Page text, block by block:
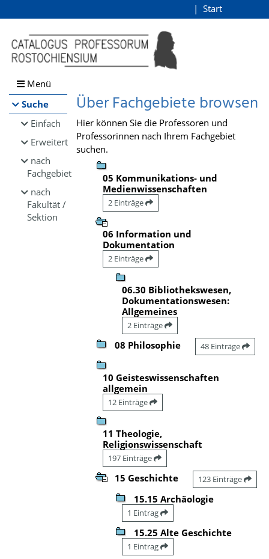
Browsen
direkt zum Inhalt
Start
Menü
Suche
Einfach
Erweitert
nach
Fachgebiet
nach
Fakultät /
Sektion
Über Fachgebiete browsen
Hier können Sie die Professoren und
Professorinnen nach Ihrem Fachgebiet
suchen.
05 Kommunikations- und
Medienwissenschaften
2 Einträge
06 Information und
Dokumentation
2 Einträge
06.30 Bibliothekswesen,
Dokumentationswesen:
Allgemeines
2 Einträge
08 Philosophie 48 Einträge
10 Geisteswissenschaften
allgemein
12 Einträge
11 Theologie,
Religionswissenschaft
197 Einträge
15 Geschichte 123 Einträge
15.15 Archäologie
1 Eintrag
15.25 Alte Geschichte
1 Eintrag